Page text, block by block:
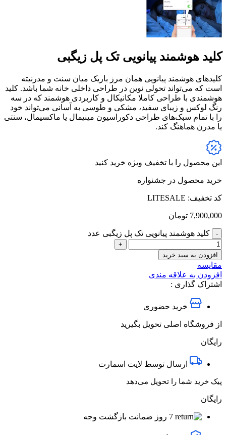
کلید هوشمند پیانویی تک پل زیگبی
کلیدهای هوشمند پیانویی همان مرز باریک میان سنت و مدرنیته
است که می‌تواند تحولی نوین در طراحی داخلی خانه شما باشد. کلید
هوشمندی با طراحی کاملا مکانیکال و کاربردی هوشمند که در سه
رنگ لوکس و زیبای سفید، مشکی و طوسی به آسانی می‌تواند خود
را با تمام سبک‌های طراحی دکوراسیون مینیمال یا ماکسیمال، سنتی
یا مدرن هماهنگ کند.
این محصول را با تخفیف ویژه خرید کنید
خرید محصول در جشنواره
کد تخفیف: LITESALE
7,900,000 تومان
کلید هوشمند پیانویی تک پل زیگبی عدد
افزودن به سبد خرید
مقایسه
افزودن به علاقه مندی
اشتراک گذاری :
خرید حضوری
از فروشگاه اصلی تحویل بگیرید
رایگان
ارسال توسط لایت اسمارت
پیک خرید شما را تحویل می‌دهد
رایگان
7 روز ضمانت بازگشت وجه